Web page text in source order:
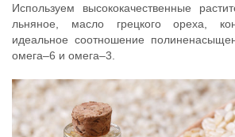
Используем высококачественные
льняное, масло грецкого ореха,
идеальное соотношение
омега–6 и омега–3.